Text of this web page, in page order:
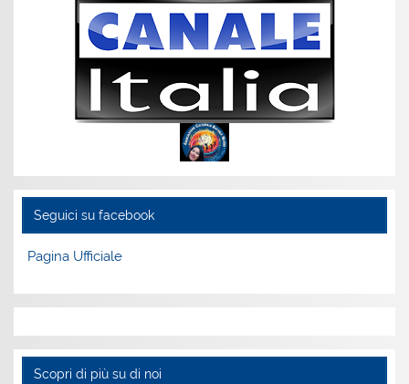
Seguici su facebook
Pagina Ufficiale
Scopri di più su di noi